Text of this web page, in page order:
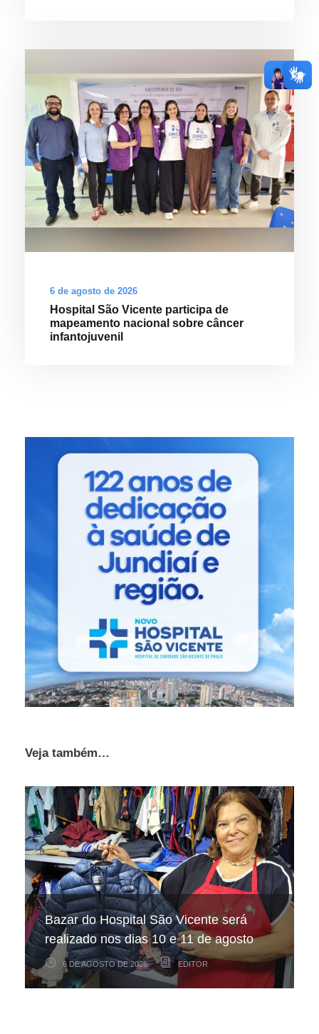
6 de agosto de 2026
Hospital São Vicente participa de
mapeamento nacional sobre câncer
infantojuvenil
Veja também…
Bazar do Hospital São Vicente será
realizado nos dias 10 e 11 de agosto
6 DE AGOSTO DE 2026 EDITOR
Hospital São Vicente participa de
mapeamento nacional sobre câncer
infantojuvenil
6 DE AGOSTO DE 2026 EDITOR
Hospital São Vicente expande
arrecadação de cupons fiscais pela
Nota Fiscal Paulista
3 DE AGOSTO DE 2026 EDITOR